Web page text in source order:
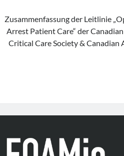
Zusammenfassung der Leitlinie
Arrest Patient Care“ der
Critical Care Society &